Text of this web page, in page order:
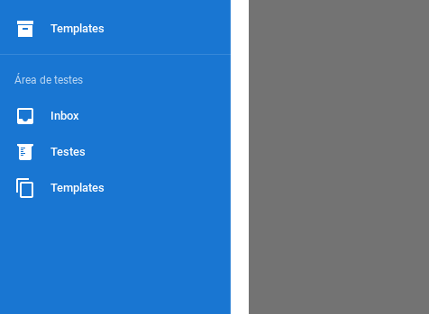
Templates
Área de testes
Inbox
Testes
Templates